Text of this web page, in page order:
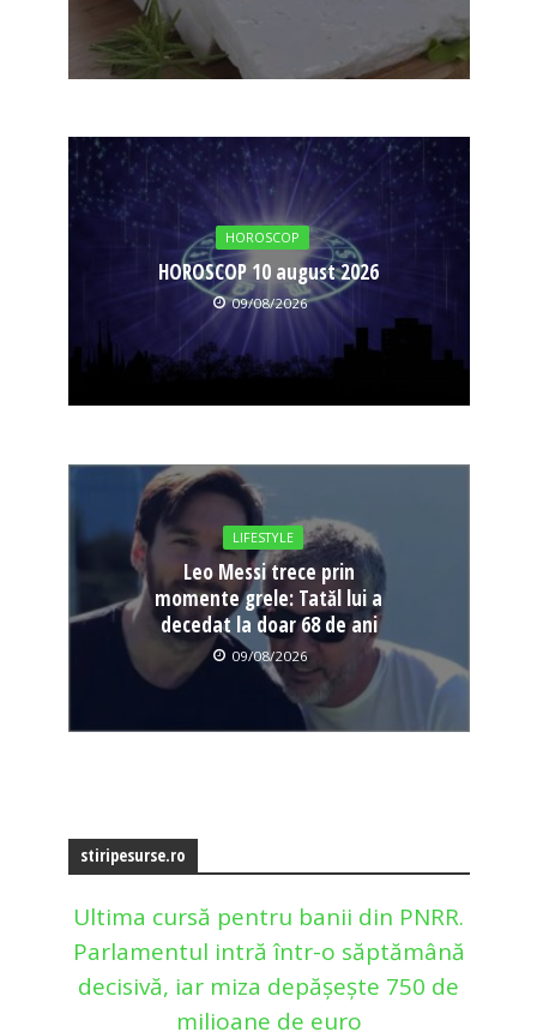
HOROSCOP
HOROSCOP 10 august 2026
09/08/2026
LIFESTYLE
Leo Messi trece prin
momente grele: Tatăl lui a
decedat la doar 68 de ani
09/08/2026
stiripesurse.ro
Ultima cursă pentru banii din PNRR.
Parlamentul intră într-o săptămână
decisivă, iar miza depășește 750 de
milioane de euro